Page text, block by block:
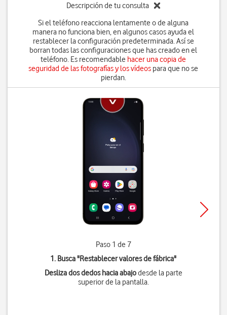
Descripción de tu consulta
Si el teléfono reacciona lentamente o de alguna
manera no funciona bien, en algunos casos ayuda el
restablecer la configuración predeterminada. Así se
borran todas las configuraciones que has creado en el
teléfono. Es recomendable hacer una copia de
seguridad de las fotografías y los vídeos para que no se
pierdan.
Paso 1 de 7
1. Busca "Restablecer valores de fábrica"
Desliza dos dedos hacia abajodesde la parte
superior de la pantalla.